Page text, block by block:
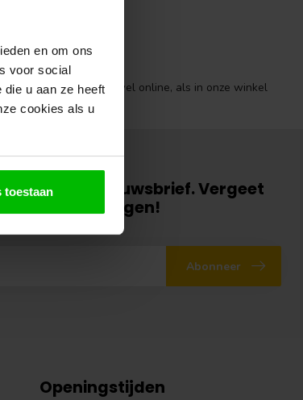
en om ons
voor social
u aan ze heeft
cookies als u
toestaan
voorraad
voorraad hout: zowel online, als in onze winkel
onze gratis nieuwsbrief. Vergeet
te bevestigen!
Abonneer
Openingstijden